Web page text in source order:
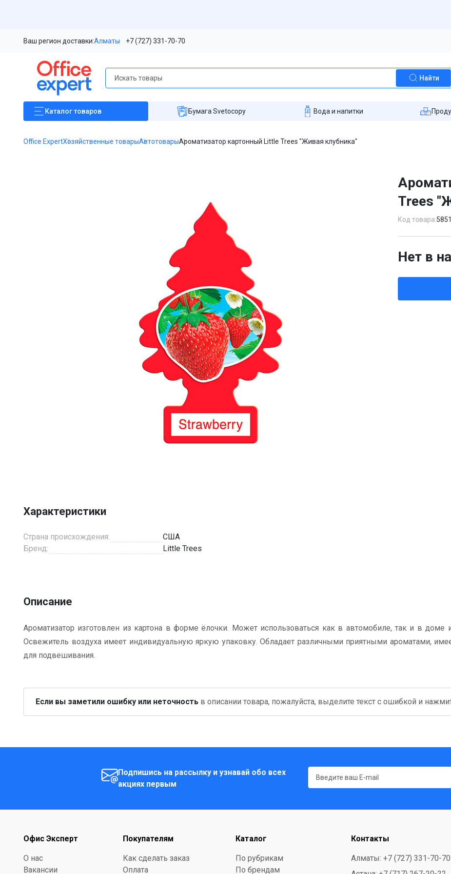
Ваш регион доставки:Алматы +7 (727) 331-70-70
Найти
Каталогтоваров Бумага Svetocopy Вода и напитки
Office ExpertХозяйственные товарыАвтотоварыАроматизатор картонный Little Trees "Живая клубника"
1
Trees
Код товара:
Нет в
Характеристики
Страна происхождения:
США
Бренд:
Little Trees
Описание
Ароматизатор изготовлен из картона в форме ёлочки. Может использоваться как в автомобиле, так и в доме
Освежитель воздуха имеет индивидуальную яркую упаковку. Обладает различными приятными ароматами,
для подвешивания.
Если вы заметили ошибку или неточность в описании товара, пожалуйста, выделите текст с ошибкой и
Подпишись на рассылку и узнавай обо всех
акциях первым
Офис Эксперт
О нас
Вакансии
Покупателям
Как сделать заказ
Оплата
Каталог
По рубрикам
По брендам
Контакты
Алматы: +7 (727) 331-70-70